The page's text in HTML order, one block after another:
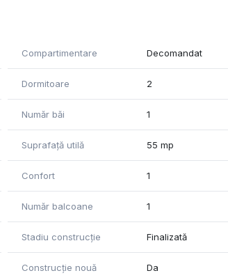
– perfect pentru familii
kaufland, Lidl)
Compartimentare Decomandat
Dormitoare 2
Număr băi 1
Suprafață utilă 55 mp
Confort 1
Număr balcoane 1
Stadiu construcție Finalizată
Construcție nouă Da